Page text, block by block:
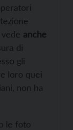
anche
di
gli
loro quei
non ha
le foto